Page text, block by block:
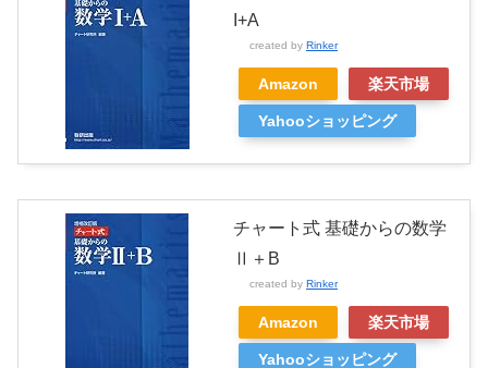
I+A
created by Rinker
Amazon 楽天市場
Yahooショッピング
チャート式 基礎からの数学
Ⅱ＋B
created by Rinker
Amazon 楽天市場
Yahooショッピング